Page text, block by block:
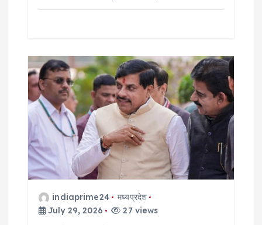
indiaprime24
मध्यप्रदेश
July 29, 2026
27 views